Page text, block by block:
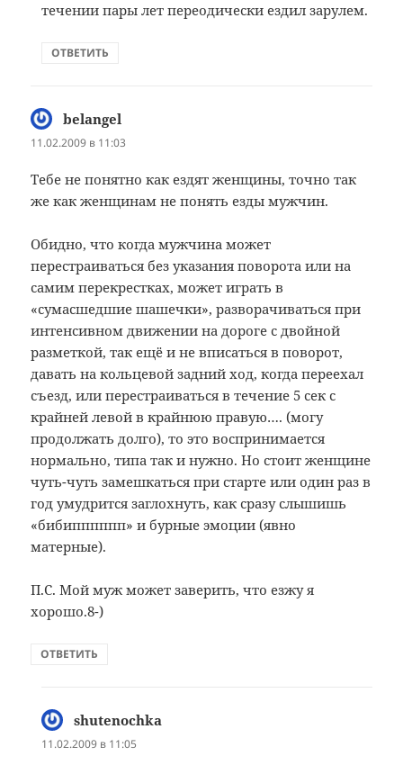
течении пары лет переодически ездил зарулем.
ОТВЕТИТЬ
belangel
11.02.2009 в 11:03
Тебе не понятно как ездят женщины, точно так
же как женщинам не понять езды мужчин.
Обидно, что когда мужчина может
перестраиваться без указания поворота или на
самим перекрестках, может играть в
«сумасшедшие шашечки», разворачиваться при
интенсивном движении на дороге с двойной
разметкой, так ещё и не вписаться в поворот,
давать на кольцевой задний ход, когда переехал
съезд, или перестраиваться в течение 5 сек с
крайней левой в крайнюю правую…. (могу
продолжать долго), то это воспринимается
нормально, типа так и нужно. Но стоит женщине
чуть-чуть замешкаться при старте или один раз в
год умудрится заглохнуть, как сразу слышишь
«бибипппппп» и бурные эмоции (явно
матерные).
П.С. Мой муж может заверить, что езжу я
хорошо.8-)
ОТВЕТИТЬ
shutenochka
11.02.2009 в 11:05